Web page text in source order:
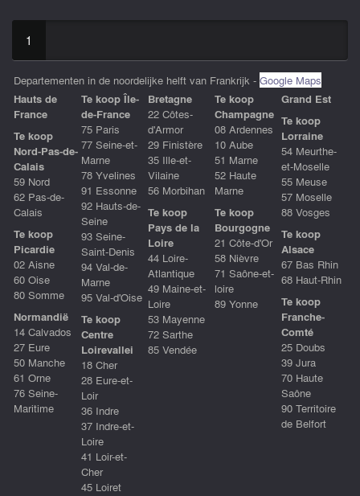
1
Departementen in de noordelijke helft van Frankrijk - Google Maps
Hauts de
France
Te koop
Nord-Pas-de-
Calais
59 Nord
62 Pas-de-
Calais
Te koop
Picardie
02 Aisne
60 Oise
80 Somme
Normandië
14 Calvados
27 Eure
50 Manche
61 Orne
76 Seine-
Maritime
Te koop Île-
de-France
75 Paris
77 Seine-et-
Marne
78 Yvelines
91 Essonne
92 Hauts-de-
Seine
93 Seine-
Saint-Denis
94 Val-de-
Marne
95 Val-d'Oise
Te koop
Centre
Loirevallei
18 Cher
28 Eure-et-
Loir
36 Indre
37 Indre-et-
Loire
41 Loir-et-
Cher
45 Loiret
Bretagne
22 Côtes-
d'Armor
29 Finistère
35 Ille-et-
Vilaine
56 Morbihan
Te koop
Pays de la
Loire
44 Loire-
Atlantique
49 Maine-et-
Loire
53 Mayenne
72 Sarthe
85 Vendée
Te koop
Champagne
08 Ardennes
10 Aube
51 Marne
52 Haute
Marne
Te koop
Bourgogne
21 Côte-d'Or
58 Nièvre
71 Saône-et-
loire
89 Yonne
Grand Est
Te koop
Lorraine
54 Meurthe-
et-Moselle
55 Meuse
57 Moselle
88 Vosges
Te koop
Alsace
67 Bas Rhin
68 Haut-Rhin
Te koop
Franche-
Comté
25 Doubs
39 Jura
70 Haute
Saône
90 Territoire
de Belfort